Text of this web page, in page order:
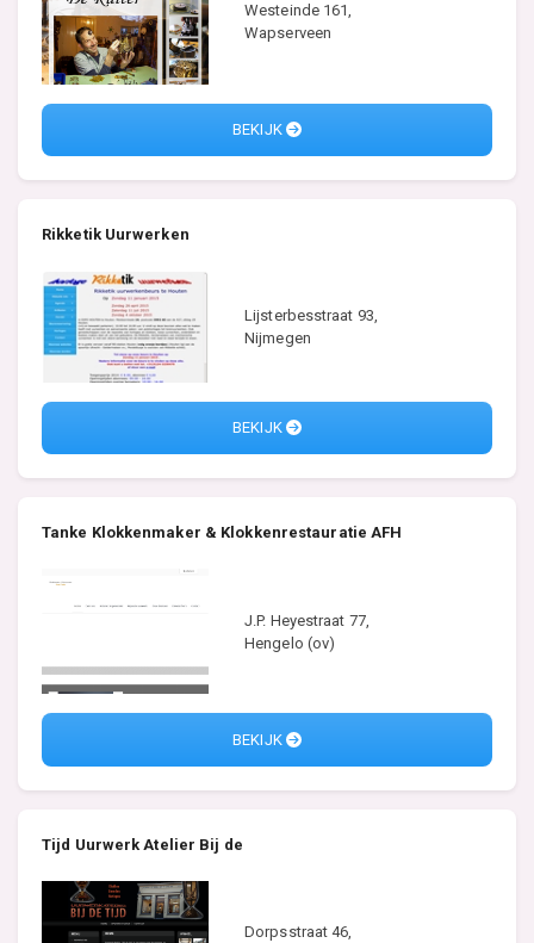
Westeinde 161,
Wapserveen
BEKIJK
Rikketik Uurwerken
Lijsterbesstraat 93,
Nijmegen
BEKIJK
Tanke Klokkenmaker & Klokkenrestauratie AFH
J.P. Heyestraat 77,
Hengelo (ov)
BEKIJK
Tijd Uurwerk Atelier Bij de
Dorpsstraat 46,